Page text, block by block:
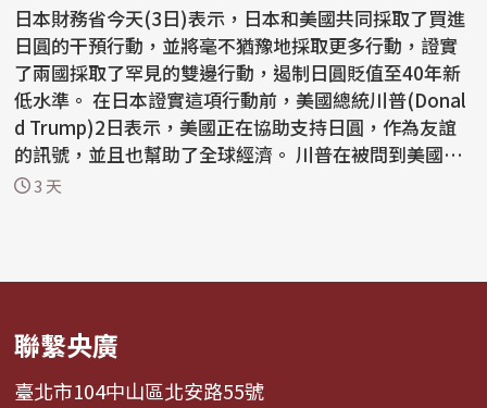
日本財務省今天(3日)表示，日本和美國共同採取了買進
日圓的干預行動，並將毫不猶豫地採取更多行動，證實
了兩國採取了罕見的雙邊行動，遏制日圓貶值至40年新
低水準。 在日本證實這項行動前，美國總統川普(Donal
d Trump)2日表示，美國正在協助支持日圓，作為友誼
的訊號，並且也幫助了全球經濟。 川普在被問到美國為
何...3 天
聯繫央廣
臺北市104中山區北安路55號